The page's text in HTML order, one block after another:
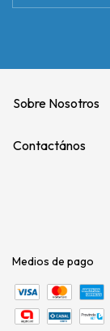
Sobre Nosotros
Contactános
Medios de pago